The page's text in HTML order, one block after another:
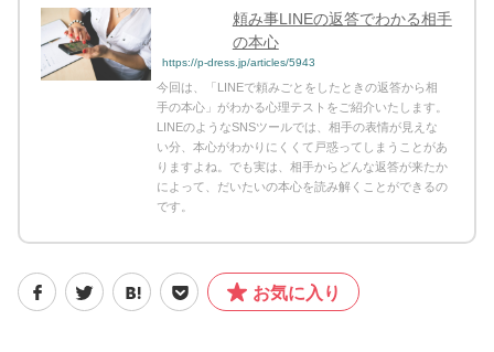
頼み事LINEの返答でわかる相手
の本心
https://p-dress.jp/articles/5943
今回は、「LINEで頼みごとをしたときの返答から相
手の本心」がわかる心理テストをご紹介いたします。
LINEのようなSNSツールでは、相手の表情が見えな
い分、本心がわかりにくくて戸惑ってしまうことがあ
りますよね。でも実は、相手からどんな返答が来たか
によって、だいたいの本心を読み解くことができるの
です。
お気に入り